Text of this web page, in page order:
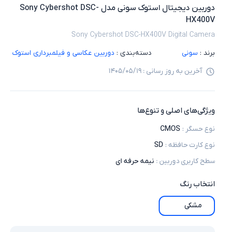
دوربین دیجیتال استوک سونی مدل Sony Cybershot DSC-
HX400V
Sony Cybershot DSC-HX400V Digital Camera
برند : سونی دسته‌بندی : دوربین عکاسی و فیلمبرداری استوک
آخرین به روز رسانی : ۱۴۰۵/۰۵/۱۹
ویژگی‌های اصلی و تنوع‌ها
نوع حسگر :
CMOS
نوع کارت حافظه :
SD
سطح کاربری دوربین : نیمه حرفه ای
انتخابرنگ
مشکی